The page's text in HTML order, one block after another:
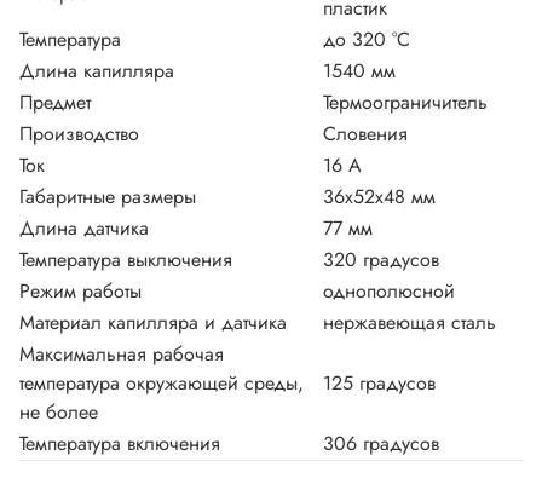
пластик
Температура
до 320 °C
Длина капилляра
1540 мм
Предмет
Термоограничитель
Производство
Словения
Ток
16 А
Габаритные размеры
36х52х48 мм
Длина датчика
77 мм
Температура выключения
320 градусов
Режим работы
однополюсной
Материал капилляра и датчика
нержавеющая сталь
Максимальная рабочая
температура окружающей среды,
не более
125 градусов
Температура включения 306 градусов